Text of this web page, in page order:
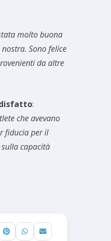
molto buona
Sono felice
da altre
:
che avevano
fiducia per il
capacità